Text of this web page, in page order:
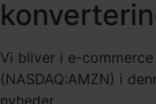
Vi bliver i e-
(NASDAQ:AMZN) i
nyheder.